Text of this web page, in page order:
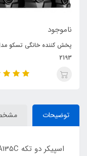
ناموجود
2193
توضیحات